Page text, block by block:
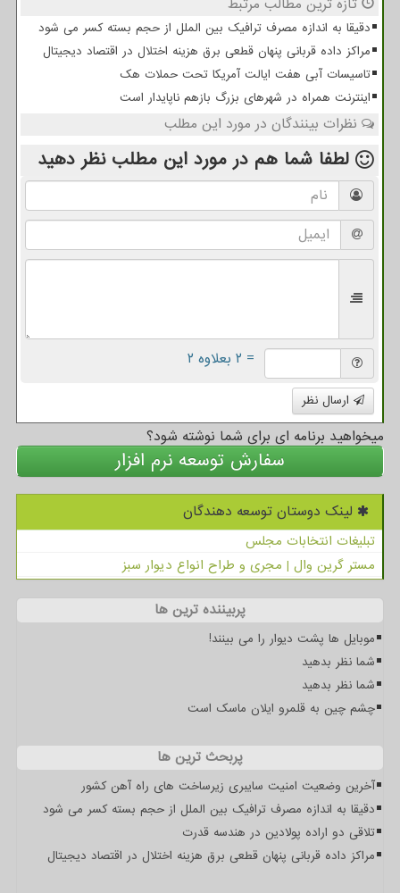
تازه ترین مطالب مرتبط
دقیقا به اندازه مصرف ترافیک بین الملل از حجم بسته کسر می شود
مراکز داده قربانی پنهان قطعی برق هزینه اختلال در اقتصاد دیجیتال
تاسیسات آبی هفت ایالت آمریکا تحت حملات هک
اینترنت همراه در شهرهای بزرگ بازهم ناپایدار است
نظرات بینندگان در مورد این مطلب
لطفا شما هم در مورد این مطلب نظر دهید
= ۲ بعلاوه ۲
ارسال نظر
میخواهید برنامه ای برای شما نوشته شود؟
سفارش توسعه نرم افزار
لینک دوستان توسعه دهندگان
تبلیغات انتخابات مجلس
مستر گرین وال | مجری و طراح انواع دیوار سبز
پربیننده ترین ها
موبایل ها پشت دیوار را می بینند!
شما نظر بدهید
شما نظر بدهید
چشم چین به قلمرو ایلان ماسک است
پربحث ترین ها
آخرین وضعیت امنیت سایبری زیرساخت های راه آهن کشور
دقیقا به اندازه مصرف ترافیک بین الملل از حجم بسته کسر می شود
تلاقی دو اراده پولادین در هندسه قدرت
مراکز داده قربانی پنهان قطعی برق هزینه اختلال در اقتصاد دیجیتال